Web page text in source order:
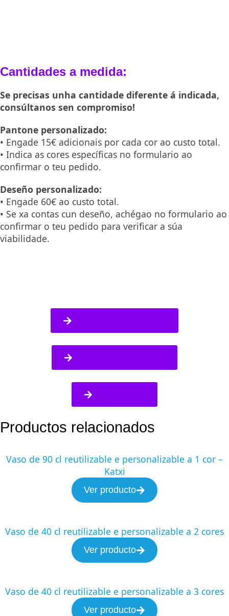
Cantidades a medida:
Se precisas unha cantidade diferente á indicada,
consúltanos sen compromiso!
Pantone personalizado:
• Engade 15€ adicionais por cada cor ao custo total.
• Indica as cores específicas no formulario ao
confirmar o teu pedido.
Deseño personalizado:
• Engade 60€ ao custo total.
• Se xa contas cun deseño, achégao no formulario ao
confirmar o teu pedido para verificar a súa
viabilidade.
Productos relacionados
Vaso de 90 cl reutilizable e personalizable a 1 cor –
Katxi
Ver producto
Vaso de 40 cl reutilizable e personalizable a 2 cores
Ver producto
Vaso de 40 cl reutilizable e personalizable a 3 cores
Ver producto